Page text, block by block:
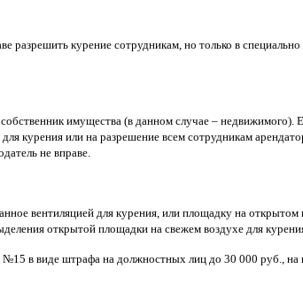
разрешить курение сотрудникам, но только в
имущества (в данном случае – недвижимого).
курения или на разрешение всем сотрудникам
не вправе.
вентиляцией для курения, или площадку на открытом
открытой площадки на свежем воздухе для
в виде штрафа на должностных лиц до 30 000 руб.,